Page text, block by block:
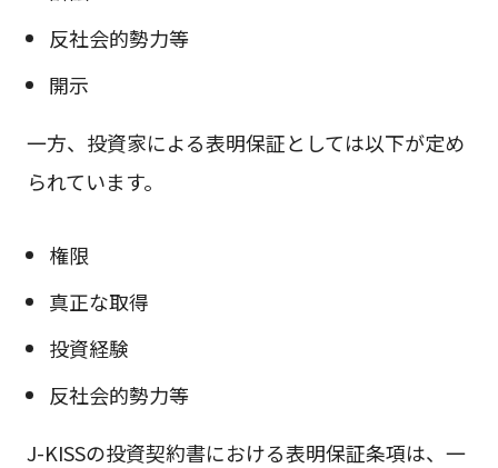
反社会的勢力等
開示
一方、投資家による表明保証としては以下が定め
られています。
権限
真正な取得
投資経験
反社会的勢力等
J-KISSの投資契約書における表明保証条項は、一